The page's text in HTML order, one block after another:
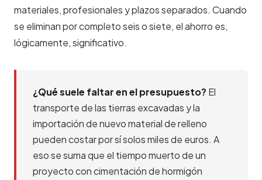
materiales, profesionales y plazos separados. Cuando
se eliminan por completo seis o siete, el ahorro es,
lógicamente, significativo.
¿Qué suele faltar en el presupuesto? El
transporte de las tierras excavadas y la
importación de nuevo material de relleno
pueden costar por sí solos miles de euros. A
eso se suma que el tiempo muerto de un
proyecto con cimentación de hormigón